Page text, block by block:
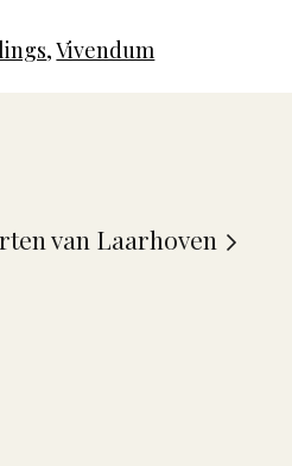
,Vivendum
van Laarhoven